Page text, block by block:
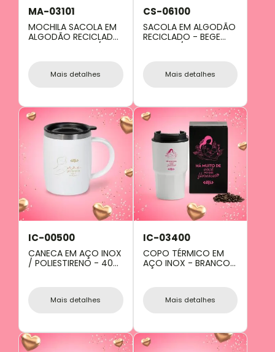
MA-03101
MOCHILA SACOLA EM
ALGODÃO RECICLADO
- BEGE NATURAL /
Mais detalhes
CS-06100
SACOLA EM ALGODÃO
RECICLADO - BEGE
NATURAL/MELANGE
Mais detalhes
IC-00500
CANECA EM AÇO INOX
/ POLIESTIRENO - 400
Mais detalhes
IC-03400
COPO TÉRMICO EM
AÇO INOX - BRANCO -
450 ML
Mais detalhes